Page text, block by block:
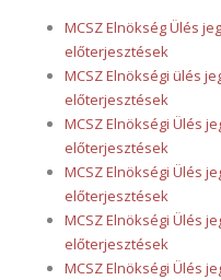
MCSZ Elnökség Ülés
előterjesztések
MCSZ Elnökségi ülés
előterjesztések
MCSZ Elnökségi Ülés
előterjesztések
MCSZ Elnökségi Ülés
előterjesztések
MCSZ Elnökségi Ülés
előterjesztések
MCSZ Elnökségi Ülés